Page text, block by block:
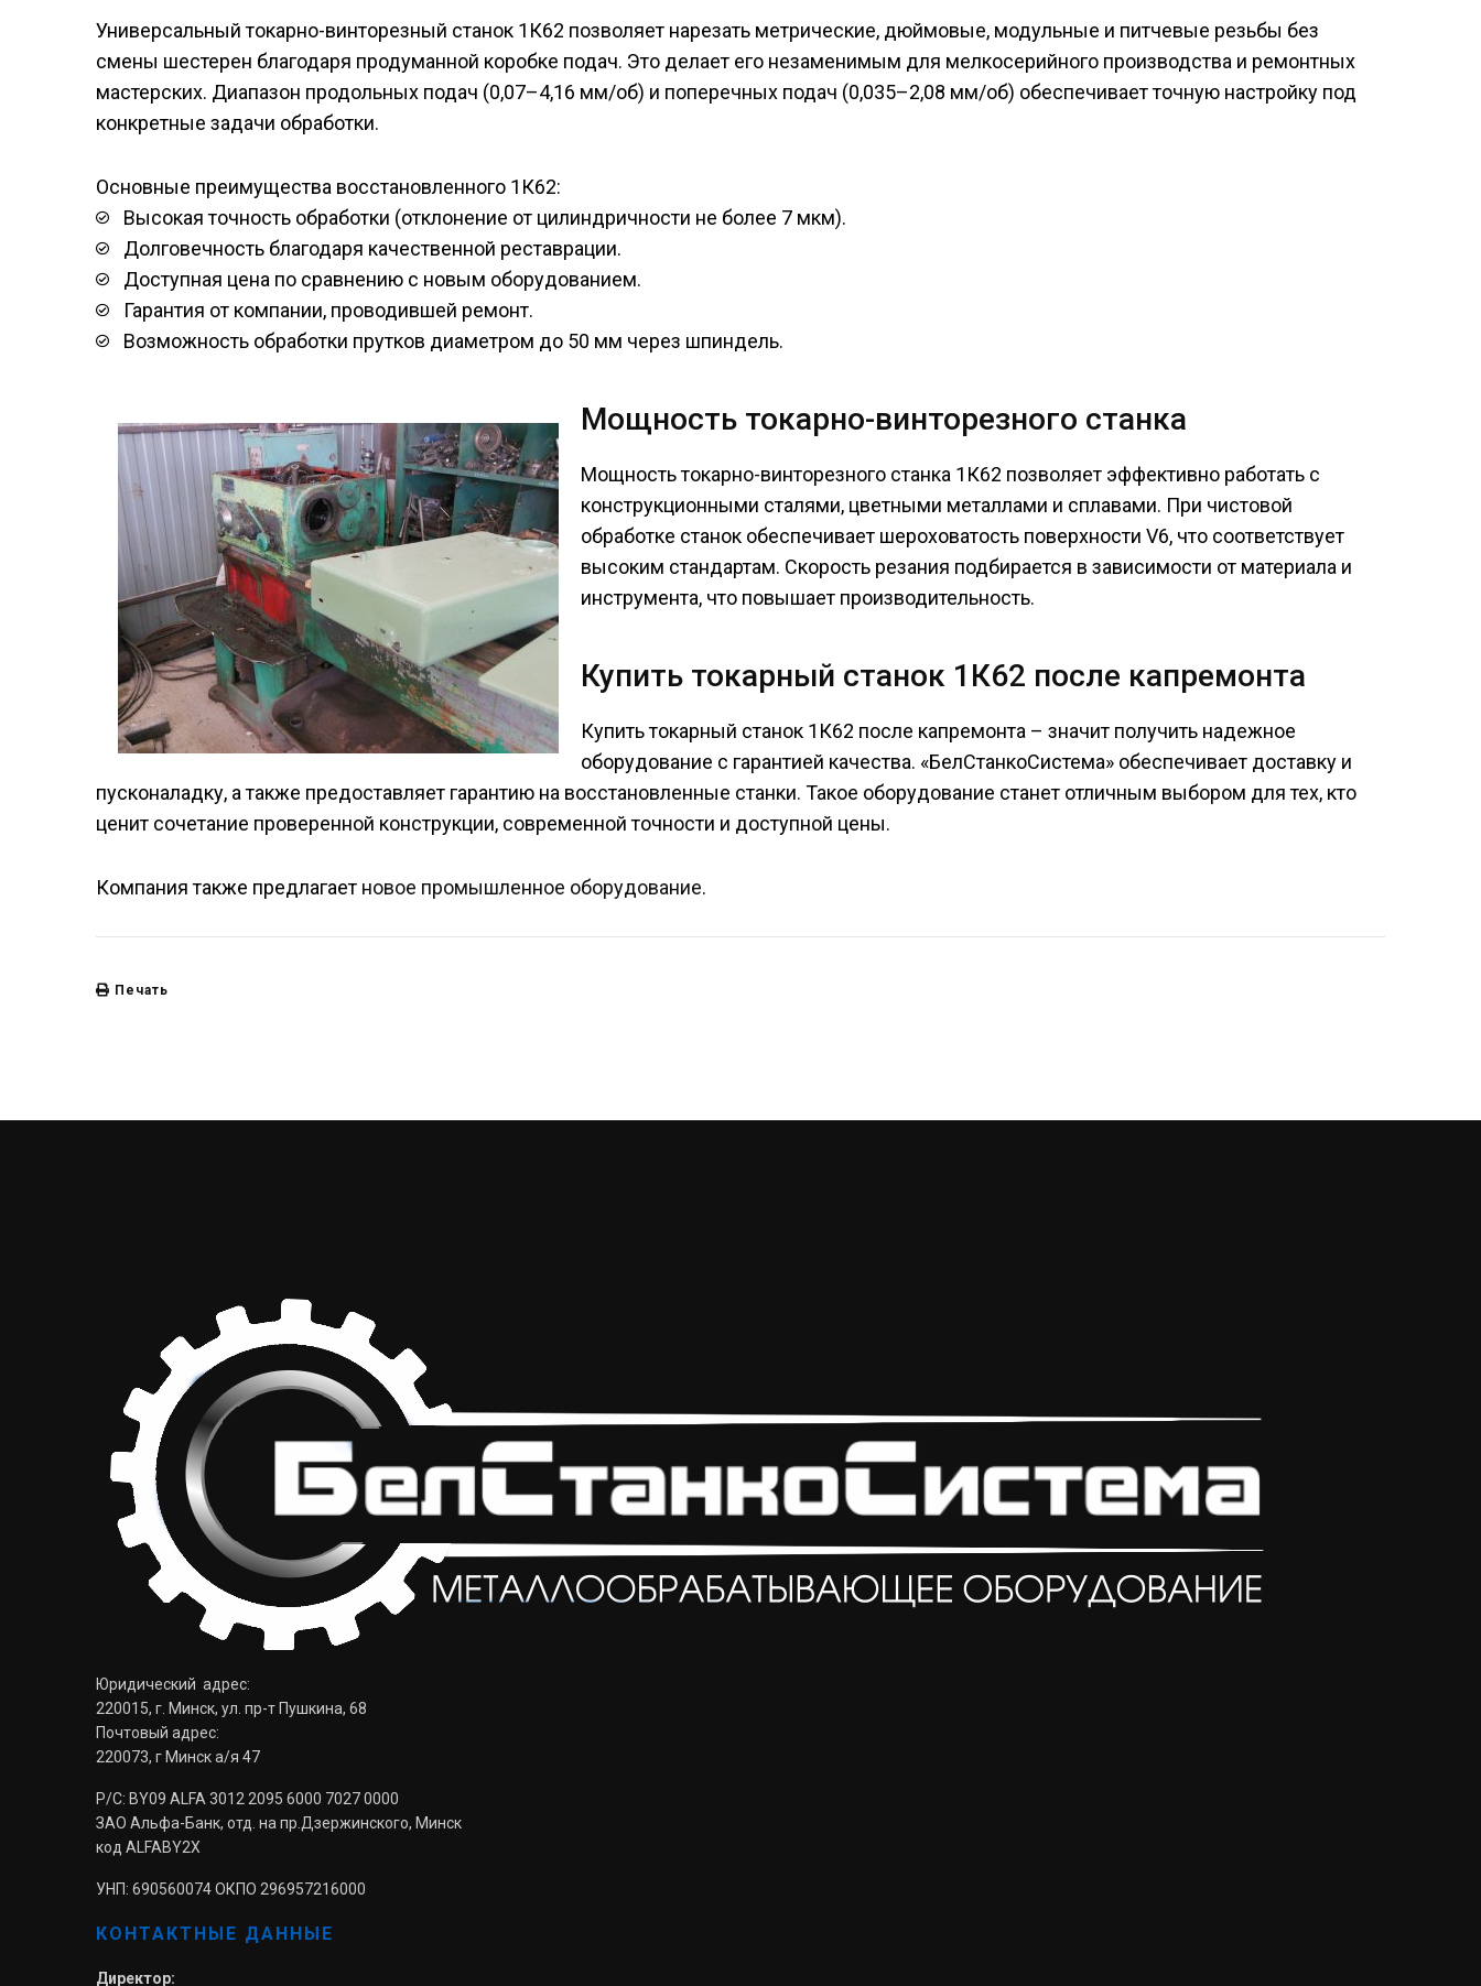
Универсальный токарно-винторезный станок 1К62 позволяет нарезать метрические, дюймовые, модульные и питчевые резьбы без
смены шестерен благодаря продуманной коробке подач. Это делает его незаменимым для мелкосерийного производства и ремонтных
мастерских. Диапазон продольных подач (0,07–4,16 мм/об) и поперечных подач (0,035–2,08 мм/об) обеспечивает точную настройку под
конкретные задачи обработки.
Основные преимущества восстановленного 1К62:
Высокая точность обработки (отклонение от цилиндричности не более 7 мкм).
Долговечность благодаря качественной реставрации.
Доступная цена по сравнению с новым оборудованием.
Гарантия от компании, проводившей ремонт.
Возможность обработки прутков диаметром до 50 мм через шпиндель.
Мощность токарно-винторезного станка
Мощность токарно-винторезного станка 1К62 позволяет эффективно работать с
конструкционными сталями, цветными металлами и сплавами. При чистовой
обработке станок обеспечивает шероховатость поверхности V6, что соответствует
высоким стандартам. Скорость резания подбирается в зависимости от материала и
инструмента, что повышает производительность.
Купить токарный станок 1К62 после капремонта
Купить токарный станок 1К62 после капремонта – значит получить надежное
оборудование с гарантией качества. «БелСтанкоСистема» обеспечивает доставку и
пусконаладку, а также предоставляет гарантию на восстановленные станки. Такое оборудование станет отличным выбором для тех, кто
ценит сочетание проверенной конструкции, современной точности и доступной цены.
Компания также предлагает новое промышленное оборудование.
Печать
Юридический адрес:
220015, г. Минск, ул. пр-т Пушкина, 68
Почтовый адрес:
220073, г Минск а/я 47
Р/С: BY09 ALFA 3012 2095 6000 7027 0000
ЗАО Альфа-Банк, отд. на пр.Дзержинского, Минск
код ALFABY2X
УНП: 690560074 ОКПО 296957216000
КОНТАКТНЫЕ ДАННЫЕ
Директор: